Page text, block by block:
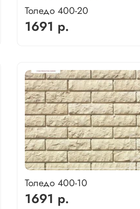
Толедо 400-20
1691 р.
Толедо 400-10
1691 р.